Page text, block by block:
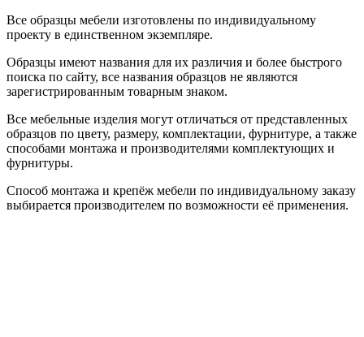
Все образцы мебели изготовлены по индивидуальному
проекту в единственном экземпляре.
Образцы имеют названия для их различия и более быстрого
поиска по сайту, все названия образцов не являются
зарегистрированным товарным знаком.
Все мебельные изделия могут отличаться от представленных
образцов по цвету, размеру, комплектации, фурнитуре, а также
способами монтажа и производителями комплектующих и
фурнитуры.
Способ монтажа и крепёж мебели по индивидуальному заказу
выбирается производителем по возможности её применения.